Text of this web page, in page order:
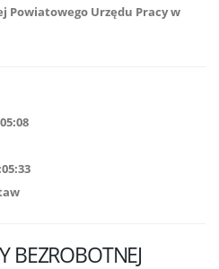
Urzędu Pracy w
BEZROBOTNEJ